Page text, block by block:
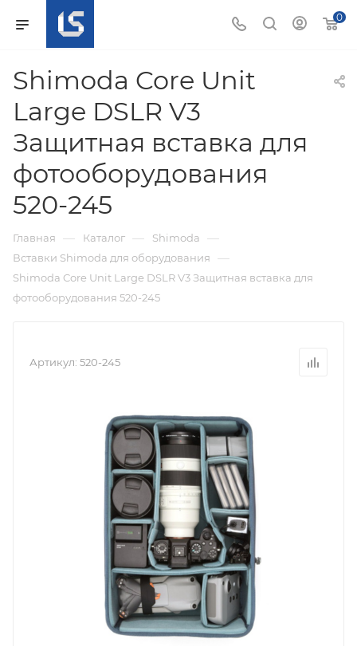
0
Shimoda Core Unit
Large DSLR V3
Защитная вставка для
фотооборудования
520-245
Главная — Каталог — Shimoda —
Вставки Shimoda для оборудования —
Shimoda Core Unit Large DSLR V3 Защитная вставка для
фотооборудования 520-245
Артикул: 520-245